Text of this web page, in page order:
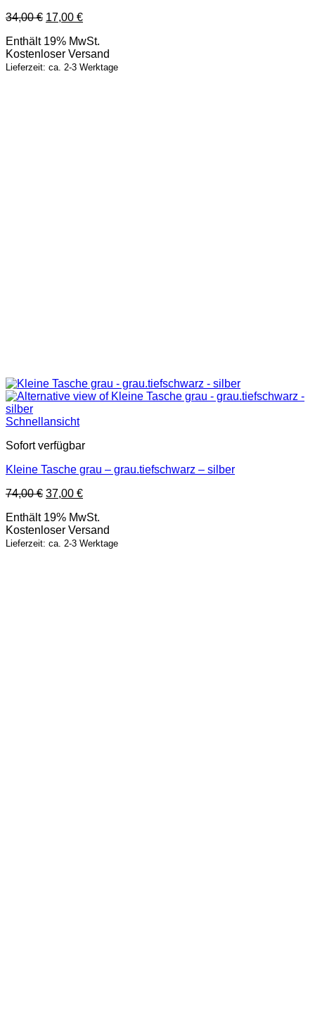
34,00€ Ursprünglicher
war:
34,00 €
17,00 €Aktueller
ist:
17,00 €.
Enthält 19% MwSt.
Kostenloser Versand
Lieferzeit: ca. 2-3 Werktage
Schnellansicht
Sofort verfügbar
Kleine Tasche grau – grau.tiefschwarz – silber
74,00€ Ursprünglicher
war:
74,00 €
37,00 €Aktueller
ist:
37,00 €.
Enthält 19% MwSt.
Kostenloser Versand
Lieferzeit: ca. 2-3 Werktage